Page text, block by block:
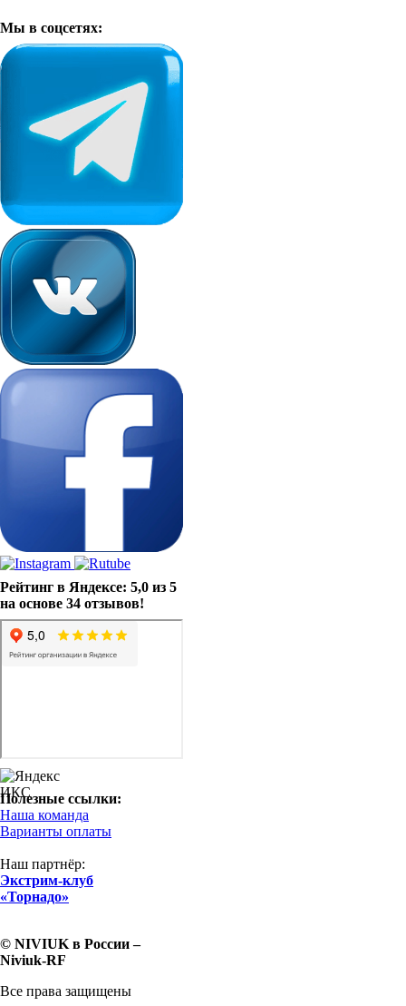
Мы в соцсетях:
Рейтинг в Яндексе: 5,0 из 5
на основе 34 отзывов!
Полезные ссылки:
Наша команда
Варианты оплаты
Наш партнёр:
Экстрим-клуб
«Торнадо»
© NIVIUK в России –
Niviuk-RF
Все права защищены